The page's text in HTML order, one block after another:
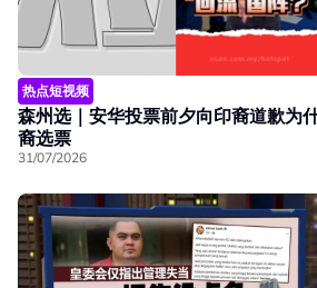
热点短视频
森州选｜安华投票前夕向印裔道歉为
裔选票
31/07/2026